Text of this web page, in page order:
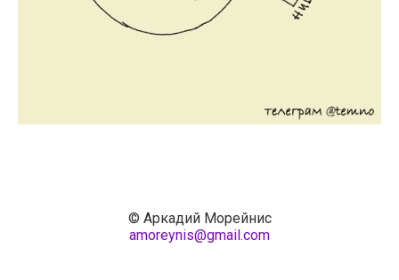
© Аркадий Морейнис
amoreynis@gmail.com